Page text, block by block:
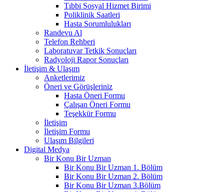
Tıbbi Sosyal Hizmet Birimi
Poliklinik Saatleri
Hasta Sorumlulukları
Randevu Al
Telefon Rehberi
Laboratuvar Tetkik Sonuçları
Radyoloji Rapor Sonuçları
İletişim & Ulaşım
Anketlerimiz
Öneri ve Görüşleriniz
Hasta Öneri Formu
Çalışan Öneri Formu
Teşekkür Formu
İletişim
İletişim Formu
Ulaşım Bilgileri
Digital Medya
Bir Konu Bir Uzman
Bir Konu Bir Uzman 1. Bölüm
Bir Konu Bir Uzman 2. Bölüm
Bir Konu Bir Uzman 3.Bölüm